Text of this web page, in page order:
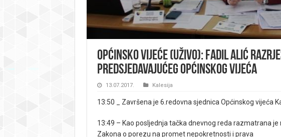
Općinsko vijeće (UŽIVO): Fadil Alić
predsjedavajućeg Općinskog vijeća
13.07.2017. Kalesija
13:50 _ Završena je 6.redovna sjednica Općinskog vijeća
13:49 – Kao posljednja tačka dnevnog reda razmatrana
Zakona o porezu na promet nepokretnosti i prava